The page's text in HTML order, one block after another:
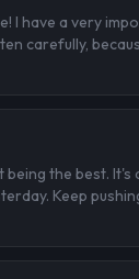
I have a very
carefully,
being the best.
Keep